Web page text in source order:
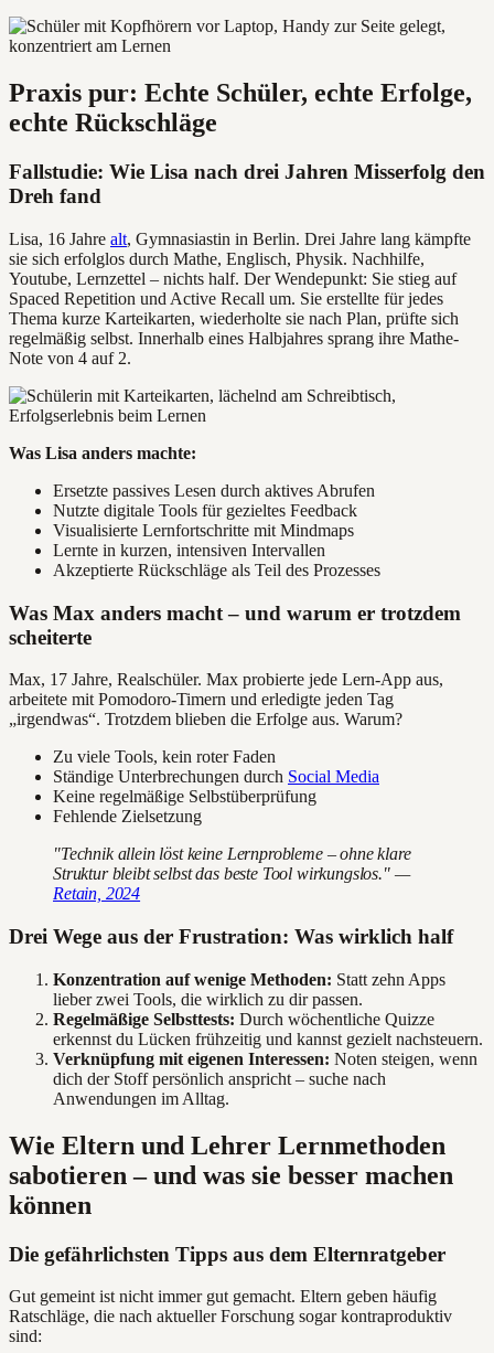
Praxis pur: Echte Schüler, echte Erfolge,
echte Rückschläge
Fallstudie: Wie Lisa nach drei Jahren Misserfolg den
Dreh fand
Lisa, 16 Jahre alt, Gymnasiastin in Berlin. Drei Jahre lang kämpfte
sie sich erfolglos durch Mathe, Englisch, Physik. Nachhilfe,
Youtube, Lernzettel – nichts half. Der Wendepunkt: Sie stieg auf
Spaced Repetition und Active Recall um. Sie erstellte für jedes
Thema kurze Karteikarten, wiederholte sie nach Plan, prüfte sich
regelmäßig selbst. Innerhalb eines Halbjahres sprang ihre Mathe-
Note von 4 auf 2.
Was Lisa anders machte:
Ersetzte passives Lesen durch aktives Abrufen
Nutzte digitale Tools für gezieltes Feedback
Visualisierte Lernfortschritte mit Mindmaps
Lernte in kurzen, intensiven Intervallen
Akzeptierte Rückschläge als Teil des Prozesses
Was Max anders macht – und warum er trotzdem
scheiterte
Max, 17 Jahre, Realschüler. Max probierte jede Lern-App aus,
arbeitete mit Pomodoro-Timern und erledigte jeden Tag
„irgendwas“. Trotzdem blieben die Erfolge aus. Warum?
Zu viele Tools, kein roter Faden
Ständige Unterbrechungen durch Social Media
Keine regelmäßige Selbstüberprüfung
Fehlende Zielsetzung
"Technik allein löst keine Lernprobleme – ohne klare
Struktur bleibt selbst das beste Tool wirkungslos." —
Retain, 2024
Drei Wege aus der Frustration: Was wirklich half
Konzentration auf wenige Methoden: Statt zehn Apps
lieber zwei Tools, die wirklich zu dir passen.
Regelmäßige Selbsttests: Durch wöchentliche Quizze
erkennst du Lücken frühzeitig und kannst gezielt nachsteuern.
Verknüpfung mit eigenen Interessen: Noten steigen, wenn
dich der Stoff persönlich anspricht – suche nach
Anwendungen im Alltag.
Wie Eltern und Lehrer Lernmethoden
sabotieren – und was sie besser machen
können
Die gefährlichsten Tipps aus dem Elternratgeber
Gut gemeint ist nicht immer gut gemacht. Eltern geben häufig
Ratschläge, die nach aktueller Forschung sogar kontraproduktiv
sind: